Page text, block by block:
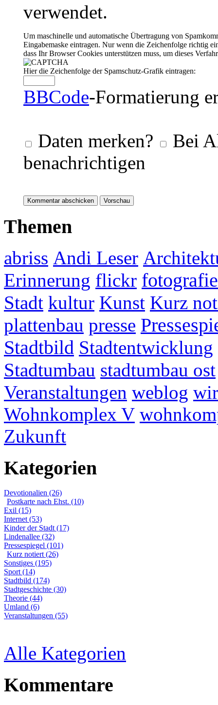
verwendet.
Um maschinelle und automatische Übertragung von
Eingabemaske eintragen. Nur wenn die Zeichenfolge richtig
dass Ihr Browser Cookies unterstützen muss, um dieses
Hier die Zeichenfolge der Spamschutz-Grafik eintragen:
BBCode-Formatierung
Daten merken?
Bei
benachrichtigen
Themen
abriss Andi Leser
Erinnerung flickr fotografie
Stadt kultur Kunst Kurz
plattenbau presse
Stadtbild Stadtentwicklung
Stadtumbau stadtumbau ost
Veranstaltungen weblog
Wohnkomplex V
Zukunft
Kategorien
Devotionalien (26)
Postkarte nach Ehst. (10)
Exil (15)
Internet (53)
Kinder der Stadt (17)
Lindenallee (32)
Pressespiegel (101)
Kurz notiert (26)
Sonstiges (195)
Sport (14)
Stadtbild (174)
Stadtgeschichte (30)
Theorie (44)
Umland (6)
Veranstaltungen (55)
Alle Kategorien
Kommentare